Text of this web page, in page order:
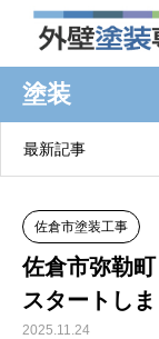
塗装
最新記事
佐倉市塗装工事
佐倉市弥勒
スタートし
2025.11.24